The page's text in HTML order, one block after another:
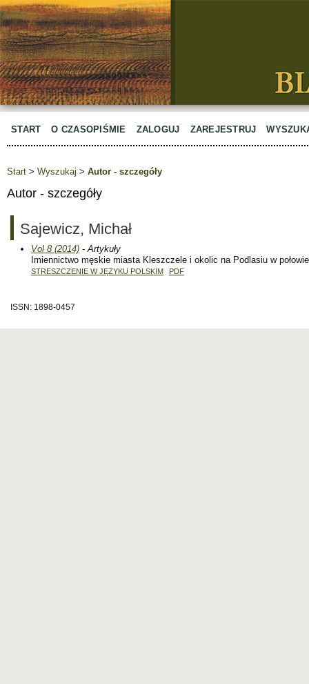
START O CZASOPIŚMIE ZALOGUJ ZAREJESTRUJ
Start > Wyszukaj > Autor - szczegóły
Autor - szczegóły
Sajewicz, Michał
Vol 8 (2014) - Artykuły
Imiennictwo męskie miasta Kleszczele i okolic na Podlasiu w
STRESZCZENIE W JĘZYKU POLSKIM PDF
ISSN: 1898-0457